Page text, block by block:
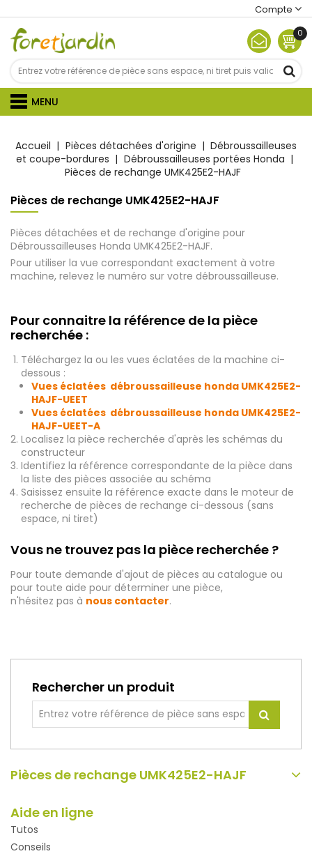
Compte
0
MENU
Accueil Pièces détachées d'origine
Débroussailleuses
et coupe-bordures
Débroussailleuses portées Honda
Pièces de rechange UMK425E2-HAJF
Pièces de rechange UMK425E2-HAJF
Pièces détachées et de rechange d'origine pour
Débroussailleuses Honda UMK425E2-HAJF.
Pour utiliser la vue correspondant exactement à votre
machine, relevez le numéro sur votre débroussailleuse.
Pour connaitre la référence de la pièce
recherchée :
Téléchargez la ou les vues éclatées de la machine ci-
dessous :
Vues éclatées débroussailleuse honda UMK425E2-
HAJF-UEET
Vues éclatées débroussailleuse honda UMK425E2-
HAJF-UEET-A
Localisez la pièce recherchée d'après les schémas du
constructeur
Identifiez la référence correspondante de la pièce dans
la liste des pièces associée au schéma
Saisissez ensuite la référence exacte dans le moteur de
recherche de pièces de rechange ci-dessous (sans
espace, ni tiret)
Vous ne trouvez pas la pièce recherchée ?
Pour toute demande d'ajout de pièces au catalogue ou
pour toute aide pour déterminer une pièce,
n'hésitez pas à nous contacter.
Rechercher un produit
Pièces de rechange UMK425E2-HAJF
Aide en ligne
Tutos
Conseils